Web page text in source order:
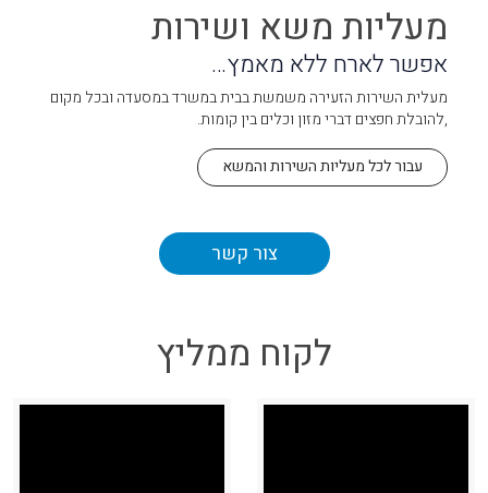
מעליות משא ושירות
אפשר לארח ללא מאמץ…
מעלית השירות הזעירה משמשת בבית במשרד במסעדה ובכל מקום
,להובלת חפצים דברי מזון וכלים בין קומות.
עבור לכל מעליות השירות והמשא
צור קשר
לקוח ממליץ